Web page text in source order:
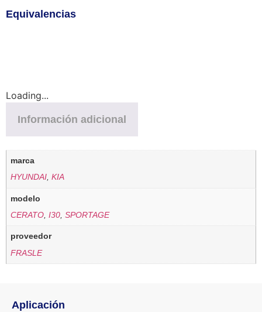
Equivalencias
Loading...
Información adicional
marca
HYUNDAI,KIA
modelo
CERATO ,I30 ,SPORTAGE
proveedor
FRASLE
Aplicación